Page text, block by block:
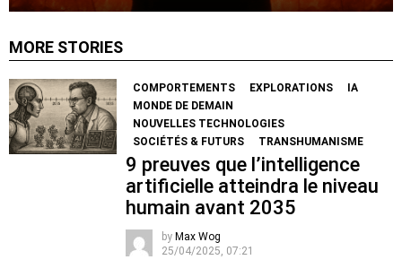
MORE STORIES
COMPORTEMENTS EXPLORATIONS
IA
MONDE DE DEMAIN
NOUVELLES TECHNOLOGIES
SOCIÉTÉS & FUTURS
TRANSHUMANISME
9 preuves que l’intelligence
artificielle atteindra le niveau
humain avant 2035
by Max Wog
25/04/2025, 07:21